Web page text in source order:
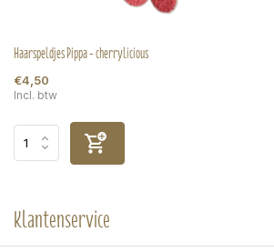
Haarspeldjes Pippa - cherrylicious
€4,50
Incl. btw
Klantenservice